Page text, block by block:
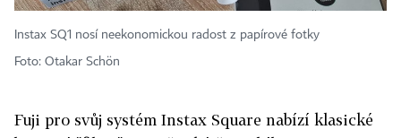
Instax SQ1 nosí neekonomickou radost z papírové fotky
Foto: Otakar Schön
Fuji pro svůj systém Instax Square nabízí klasické